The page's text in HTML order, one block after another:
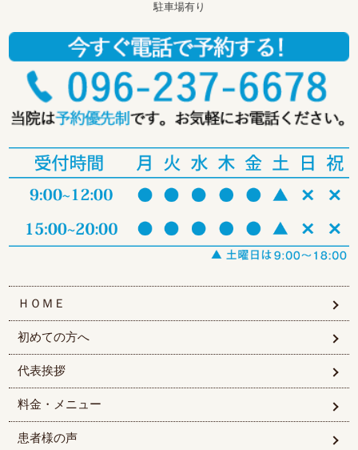
駐車場有り
ＨＯＭＥ
初めての方へ
代表挨拶
料金・メニュー
患者様の声